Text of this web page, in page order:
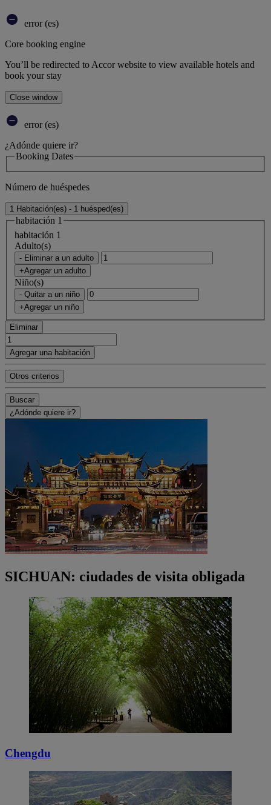
error (es)
Core booking engine
You’ll be redirected to Accor website to view available hotels and
book your stay
Close window
error (es)
¿Adónde quiere ir?
Booking Dates
Número de huéspedes
1 Habitación(es) - 1 huésped(es)
habitación 1
habitación 1
Adulto(s)
- Eliminar a un adulto
+Agregar un adulto
Niño(s)
- Quitar a un niño
+Agregar un niño
Eliminar
Agregar una habitación
Otros criterios
Buscar
¿Adónde quiere ir?
SICHUAN: ciudades de visita obligada
Chengdu